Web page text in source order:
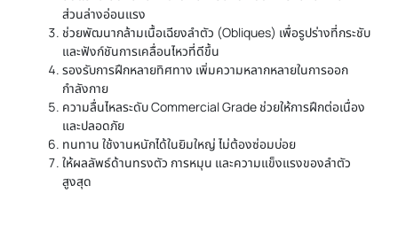
ส่วนล่างอ่อนแรง
ช่วยพัฒนากล้ามเนื้อเฉียงลำตัว (Obliques) เพื่อรูปร่างที่กระชับ
และฟังก์ชันการเคลื่อนไหวที่ดีขึ้น
รองรับการฝึกหลายทิศทาง เพิ่มความหลากหลายในการออก
กำลังกาย
ความลื่นไหลระดับ Commercial Grade ช่วยให้การฝึกต่อเนื่อง
และปลอดภัย
ทนทาน ใช้งานหนักได้ในยิมใหญ่ ไม่ต้องซ่อมบ่อย
ให้ผลลัพธ์ด้านทรงตัว การหมุน และความแข็งแรงของลำตัว
สูงสุด